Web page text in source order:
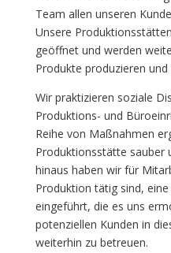
Team allen unseren
Unsere
geöffnet und werden
Produkte produzieren und
Wir praktizieren soziale
Produktions- und
Reihe von Maßnahmen
Produktionsstätte sauber
hinaus haben wir für
Produktion tätig sind,
eingeführt, die es uns
potenziellen Kunden in
weiterhin zu betreuen.